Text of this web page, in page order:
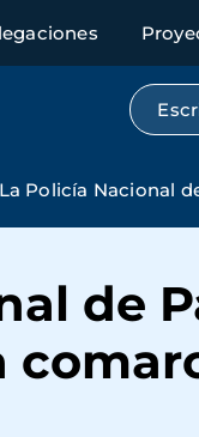
La Policía Nacional
de